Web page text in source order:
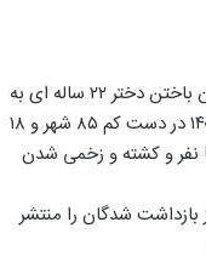
اعتراضات شهریور ماه ۱۴۰۱ به مجموعه اعتراضات سراسری گفته می شود که از روز ۲۶ شهریورماه در پی جان باختن دختر ۲۲ ساله ای به
نام مهسا (ژینا) امینی بر اثر عملکرد گشت پلیس امنیت اخلاقی در تهران آغاز شد و تا تاریخ اول مهرماه ۱۴۰۱ در دست کم ۸۵ شهر و ۱۸
نفر و کشته و زخمی شدن
بازداشت شدگان را منتشر